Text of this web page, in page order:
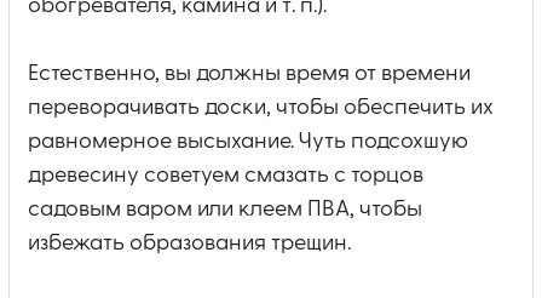
обогревателя, камина и т. п.).
Естественно, вы должны время от времени
переворачивать доски, чтобы обеспечить их
равномерное высыхание. Чуть подсохшую
древесину советуем смазать с торцов
садовым варом или клеем ПВА, чтобы
избежать образования трещин.